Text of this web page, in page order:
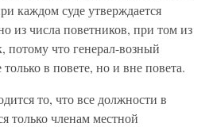
каждом суде утверждается
из числа поветников, при том из
потому что генерал-возный
в повете, но и вне повета.
то, что все должности в
только членам местной